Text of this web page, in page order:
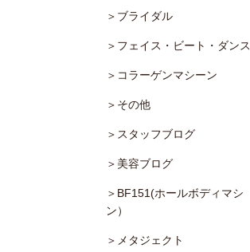
＞ブライダル
＞フェイス・ビート・ダンス
＞コラーゲンマシーン
＞その他
＞スタッフブログ
＞美容ブログ
＞BF151(ホールボディマシ
ン）
＞メタジェクト